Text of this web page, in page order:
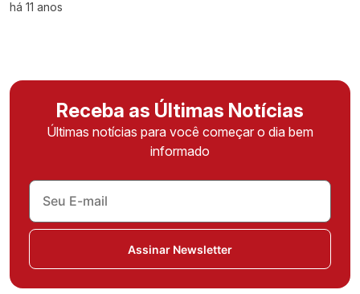
há 11 anos
Receba as Últimas Notícias
Últimas notícias para você começar o dia bem
informado
Assinar Newsletter